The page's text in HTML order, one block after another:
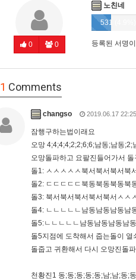
0 0
노친네
531 (4.9%)
등록된 서명
1 Comments
changso 2019.06.17 22:25
잠행구하는법이래요
오망 4;4;4;4;2;2;6;6;남동;남동;2;
오망돌파하고 요팔진들어가서
돌1: ㅅㅅㅅㅅㅅ북서북서북서북
돌2: ㄷㄷㄷㄷㄷ북동북동북동북
돌3: 북서북서북서북서북서ㅅㅅ
돌4: ㄴㄴㄴㄴㄴ남동남동남동남
돌5:ㄴㄴㄴㄴㄴ남동남동남동남
돌5지점에 도착해서 줍는돌이
돌줍고 귀환해서 다시 오망진돌
천황진1 동;동;동;동;동;남;남;동;